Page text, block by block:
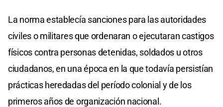
La norma establecía sanciones para las autoridades
civiles o militares que ordenaran o ejecutaran castigos
físicos contra personas detenidas, soldados u otros
ciudadanos, en una época en la que todavía persistían
prácticas heredadas del período colonial y de los
primeros años de organización nacional.